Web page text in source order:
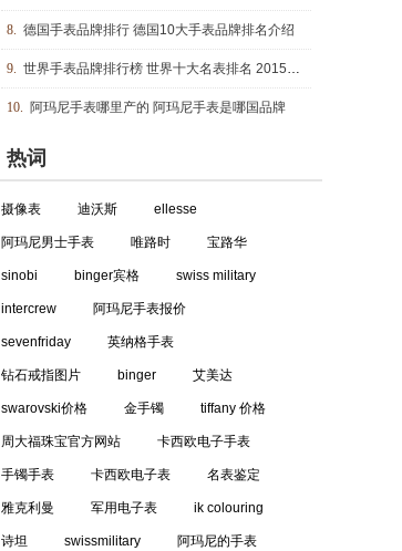
8. 德国手表品牌排行 德国10大手表品牌排名介绍
9. 世界手表品牌排行榜 世界十大名表排名 2015瑞士名表排行榜
10. 阿玛尼手表哪里产的 阿玛尼手表是哪国品牌
热词
摄像表 迪沃斯 ellesse
阿玛尼男士手表 唯路时 宝路华
sinobi binger宾格 swiss military
intercrew 阿玛尼手表报价
sevenfriday 英纳格手表
钻石戒指图片 binger 艾美达
swarovski价格 金手镯 tiffany 价格
周大福珠宝官方网站 卡西欧电子手表
手镯手表 卡西欧电子表 名表鉴定
雅克利曼 军用电子表 ik colouring
诗坦 swissmilitary 阿玛尼的手表